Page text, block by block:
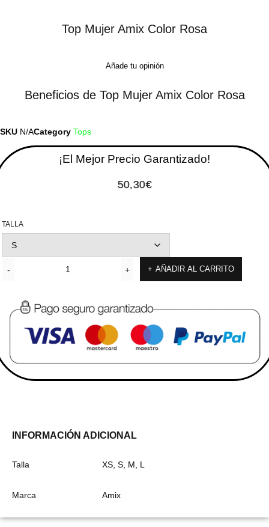
Top Mujer Amix Color Rosa
Añade tu opinión
Beneficios de Top Mujer Amix Color Rosa
SKU N/ACategory Tops
¡El Mejor Precio Garantizado!
50,30€
TALLA
AÑADIR AL CARRITO
INFORMACIÓN ADICIONAL
Talla XS, S, M, L
Marca Amix